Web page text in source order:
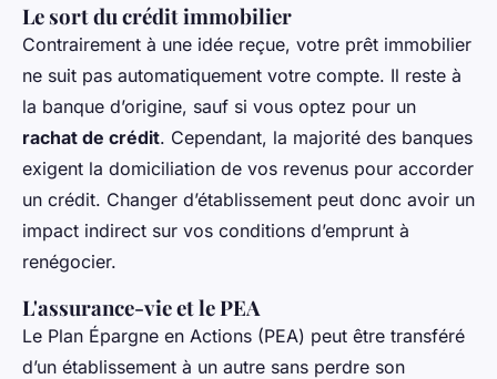
Le sort du crédit immobilier
Contrairement à une idée reçue, votre prêt immobilier
ne suit pas automatiquement votre compte. Il reste à
la banque d’origine, sauf si vous optez pour un
rachat de crédit. Cependant, la majorité des banques
exigent la domiciliation de vos revenus pour accorder
un crédit. Changer d’établissement peut donc avoir un
impact indirect sur vos conditions d’emprunt à
renégocier.
L'assurance-vie et le PEA
Le Plan Épargne en Actions (PEA) peut être transféré
d’un établissement à un autre sans perdre son